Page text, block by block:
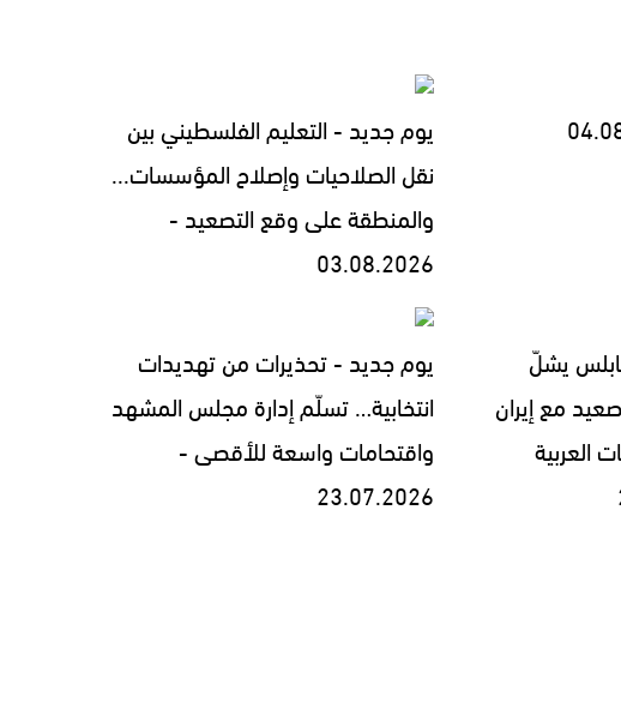
يوم جديد - التعليم الفلسطيني بين
نقل الصلاحيات وإصلاح المؤسسات...
والمنطقة على وقع التصعيد -
03.08.2026
يشلّ
مع إيران
العربية
يوم جديد - تحذيرات من تهديدات
انتخابية… تسلّم إدارة مجلس المشهد
واقتحامات واسعة للأقصى -
23.07.2026